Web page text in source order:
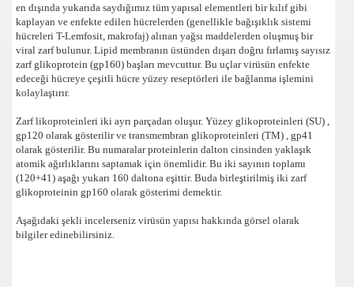
en dışında yukarıda saydığımız tüm yapısal elementleri bir kılıf gibi
kaplayan ve enfekte edilen hücrelerden (genellikle bağışıklık sistemi
hücreleri T-Lemfosit, makrofaj) alınan yağsı maddelerden oluşmuş bir
viral zarf bulunur. Lipid membranın üstünden dışarı doğru fırlamış sayısız
zarf glikoprotein (gp160) başları mevcuttur. Bu uçlar virüsün enfekte
edeceği hücreye çeşitli hücre yüzey reseptörleri ile bağlanma işlemini
kolaylaştırır.
Zarf likoproteinleri iki ayrı parçadan oluşur. Yüzey glikoproteinleri (SU) ,
gp120 olarak gösterilir ve transmembran glikoproteinleri (TM) , gp41
olarak gösterilir. Bu numaralar proteinlerin dalton cinsinden yaklaşık
atomik ağırlıklarını saptamak için önemlidir. Bu iki sayının toplamı
(120+41) aşağı yukarı 160 daltona eşittir. Buda birleştirilmiş iki zarf
glikoproteinin gp160 olarak gösterimi demektir.
Aşağıdaki şekli incelerseniz virüsün yapısı hakkında görsel olarak
bilgiler edinebilirsiniz.